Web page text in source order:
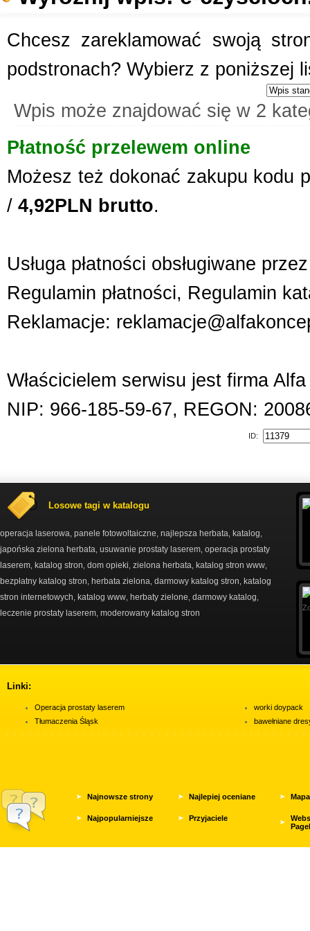
Chcesz zareklamować swoją
podstronach? Wybierz z poniższej
Wpis może znajdować się w 2
Płatność przelewem online
Możesz też dokonać zakupu kodu
/ 4,92PLN brutto.
Usługa płatności obsługiwane
Regulamin płatności, Regulamin
Reklamacje:
Właścicielem serwisu jest firma
NIP: 966-185-59-67, REGON:
ID:
Losowe tagi w katalogu
operacja laserowa panele fotowoltaiczne najlepsza herbata katalog
japońska zielona herbata usuwanie prostaty laserem operacja prostaty
laserem katalog stron dom opieki zielona herbata katalog stron www
bezpłatny katalog stron herbata zielona darmowy katalog stron
katalog
stron internetowych
katalog www herbaty zielone darmowy katalog
leczenie prostaty laserem moderowany katalog stron
Linki:
Operacja prostaty laserem
Tłumaczenia Śląsk
worki doypack
bawełniane
Najnowsze strony Najlepiej oceniane
Najpopularniejsze Przyjaciele